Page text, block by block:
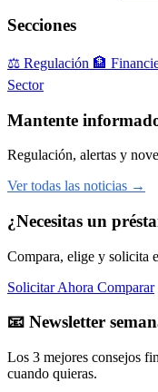
Secciones
⚖️ Regulación 🏦
Sector
Mantente
Regulación, alertas y
Ver todas las noticias →
¿Necesitas un
Compara, elige y solicita
Solicitar Ahora Comparar
📧 Newsletter
Los 3 mejores consejos
cuando quieras.